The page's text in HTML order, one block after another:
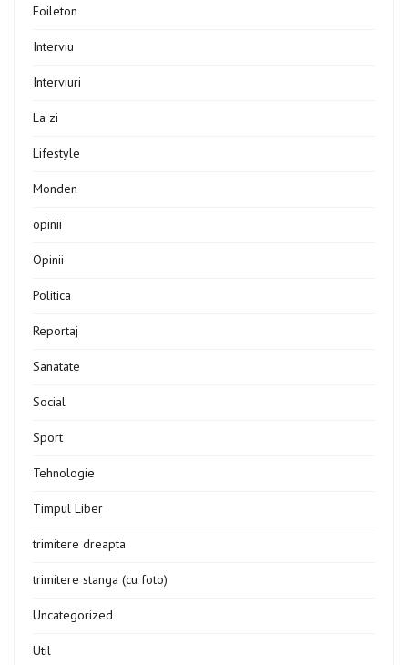
Foileton
Interviu
Interviuri
La zi
Lifestyle
Monden
opinii
Opinii
Politica
Reportaj
Sanatate
Social
Sport
Tehnologie
Timpul Liber
trimitere dreapta
trimitere stanga (cu foto)
Uncategorized
Util